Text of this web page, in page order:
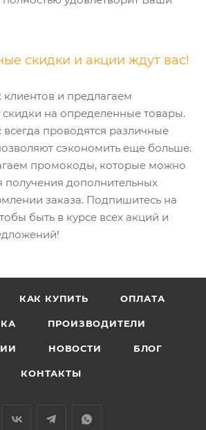
скидки и акции ждут вас!
и предлагаем
на определенные товары.
всегда проводятся различные
сэкономить еще больше.
промокоды, которые можно
получения дополнительных
заказа. Подпишитесь на
быть в курсе всех акций и
КАК КУПИТЬ ОПЛАТА
ПРОИЗВОДИТЕЛИ
НОВОСТИ БЛОГ
КОНТАКТЫ